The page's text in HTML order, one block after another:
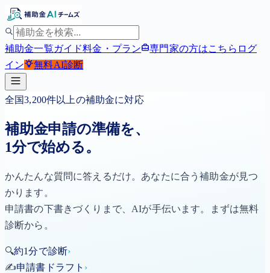
補助金一覧ガイド料金・プラン 専門家の方はこちら ログ
イン
無料AI診断
全国3,200件以上の補助金に対応
補助金申請の準備を、
1分で始める。
かんたんな質問に答えるだけ。あなたに合う補助金が見つ
かります。
申請書の下書きづくりまで、AIが手伝います。まずは無料
診断から。
🔍約1分で診断›
✍️申請書ドラフト ›